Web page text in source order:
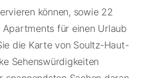
können, sowie 22
Apartments für einen Urlaub
die Karte von Soultz-Haut-
Sehenswürdigkeiten